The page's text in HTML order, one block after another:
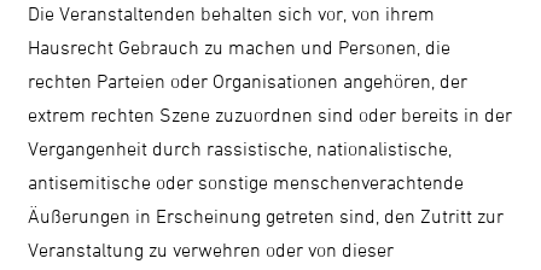
Die Veranstaltenden behalten sich vor, von ihrem
Hausrecht Gebrauch zu machen und Personen, die
rechten Parteien oder Organisationen angehören, der
extrem rechten Szene zuzuordnen sind oder bereits in der
Vergangenheit durch rassistische, nationalistische,
antisemitische oder sonstige menschenverachtende
Äußerungen in Erscheinung getreten sind, den Zutritt zur
Veranstaltung zu verwehren oder von dieser